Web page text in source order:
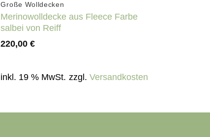
Große Wolldecken
Merinowolldecke aus Fleece Farbe
salbei von Reiff
220,00€
inkl. 19 % MwSt. zzgl.Versandkosten